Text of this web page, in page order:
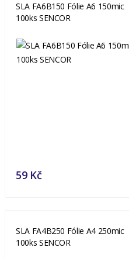
SLA FA6B150 Fólie A6 150mic
100ks SENCOR
59 Kč
SLA FA4B250 Fólie A4 250mic
100ks SENCOR